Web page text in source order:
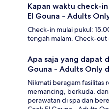
Kapan waktu check-
El Gouna - Adults
Check-in mulai pukul:
tengah malam. Check-
Apa saja yang dapat
Gouna - Adults Only
Nikmati beragam fasilitas
memancing, berkuda,
perawatan di spa dan